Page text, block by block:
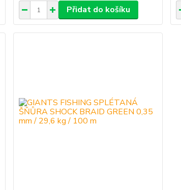
Přidat do košíku